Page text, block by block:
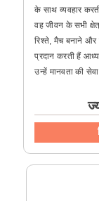
के साथ व्यवहार
वह जीवन के सभी
रिश्ते, मैच बनाने और
प्रदान करती हैं
उन्हें मानवता की